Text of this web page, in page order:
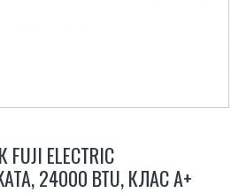
ELECTRIC
24000 BTU, КЛАС A+